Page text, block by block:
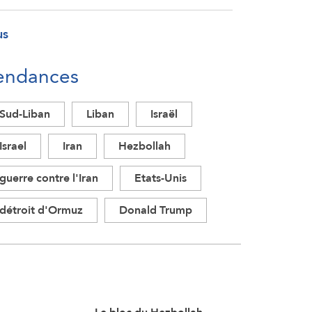
Sud-Liban Liban
Israël
Israel
Iran
Hezbollah
guerre contre l'Iran
Etats-Unis
détroit d'Ormuz
Donald Trump